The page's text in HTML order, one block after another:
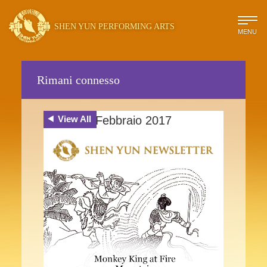
SHEN YUN PERFORMING ARTS MENU
Rimani connesso
View All Febbraio 2017